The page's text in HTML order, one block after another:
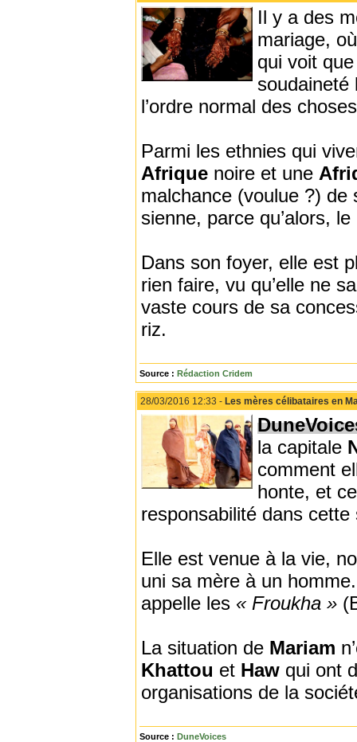
Il y a des
mariage,
qui voit
soudaineté
l’ordre normal des
Parmi les ethnies qui
Afrique noire et une
malchance (voulue ?)
sienne, parce qu’alors,
Dans son foyer, elle est
rien faire, vu qu’elle ne
vaste cours de sa
riz.
Source : Rédaction Cridem
28/03/2016 12:33 - Les mères célibataires en
la capitale
comment
honte, et
responsabilité dans cette
Elle est venue à la vie,
uni sa mère à un
appelle les « Froukha »
La situation de Mariam
Khattou et Haw qui ont
organisations de la
Source : DuneVoices